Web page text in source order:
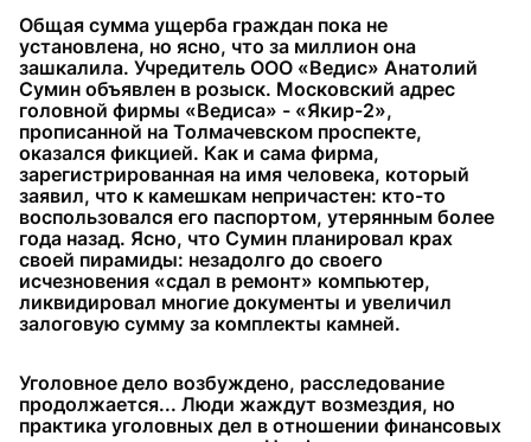
Общая сумма ущерба граждан пока не
установлена, но ясно, что за миллион она
зашкалила. Учредитель ООО «Ведис» Анатолий
Сумин объявлен в розыск. Московский адрес
головной фирмы «Ведиса» - «Якир-2»,
прописанной на Толмачевском проспекте,
оказался фикцией. Как и сама фирма,
зарегистрированная на имя человека, который
заявил, что к камешкам непричастен: кто-то
воспользовался его паспортом, утерянным более
года назад. Ясно, что Сумин планировал крах
своей пирамиды: незадолго до своего
исчезновения «сдал в ремонт» компьютер,
ликвидировал многие документы и увеличил
залоговую сумму за комплекты камней.
Уголовное дело возбуждено, расследование
продолжается... Люди жаждут возмездия, но
практика уголовных дел в отношении финансовых